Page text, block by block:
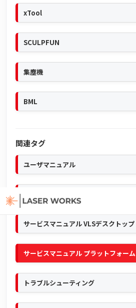
xTool
SCULPFUN
集塵機
BML
関連タグ
ユーザマニュアル
サービスマニュアル VLSデスクトップ
サービスマニュアル プラットフォーム
トラブルシューティング